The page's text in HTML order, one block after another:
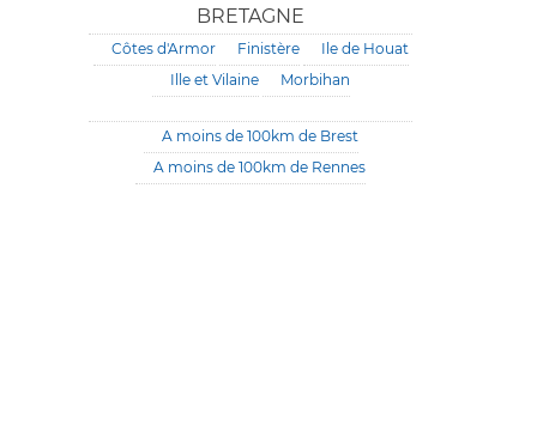
BRETAGNE
Côtes d'Armor Finistère
Ile de Houat
Ille et Vilaine
Morbihan
A moins de 100km de Brest
A moins de 100km de Rennes